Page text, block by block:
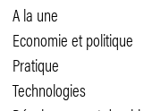
A la une
Economie et politique
Pratique
Technologies